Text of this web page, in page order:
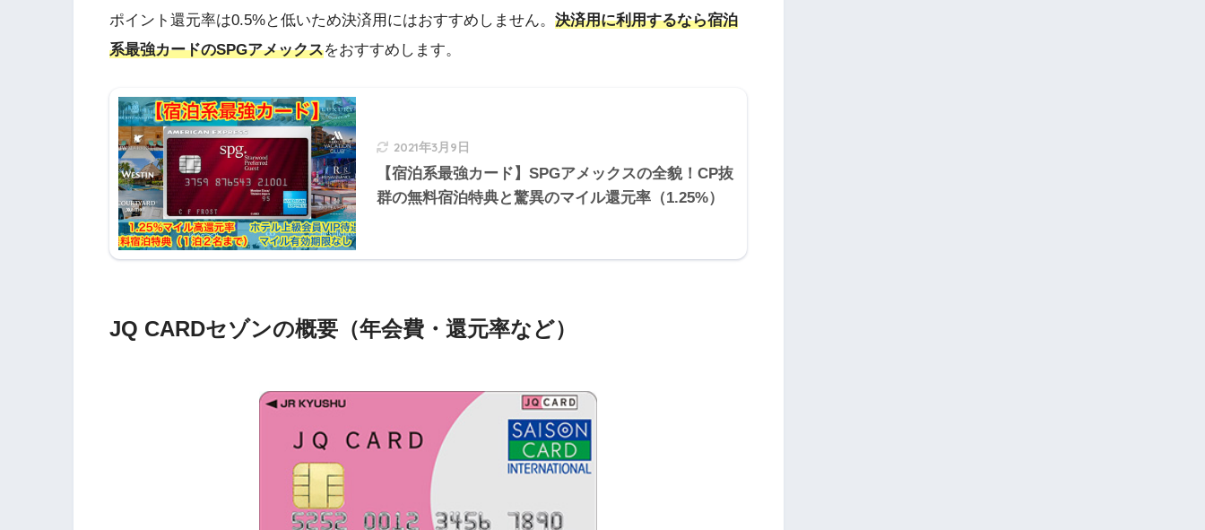
ポイント還元率は0.5%と低いため決済用にはおすすめしません。 決済用に利用するなら宿泊
系最強カードのSPGアメックスをおすすめします。
2021年3月9日
【宿泊系最強カード】SPGアメックスの全貌！CP抜
群の無料宿泊特典と驚異のマイル還元率（1.25%）
JQ CARDセゾンの概要（年会費・還元率など）